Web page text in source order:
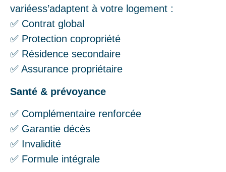
variéess’adaptent à votre logement :
✅ Contrat global
✅ Protection copropriété
✅ Résidence secondaire
✅ Assurance propriétaire
Santé & prévoyance
✅ Complémentaire renforcée
✅ Garantie décès
✅ Invalidité
✅ Formule intégrale